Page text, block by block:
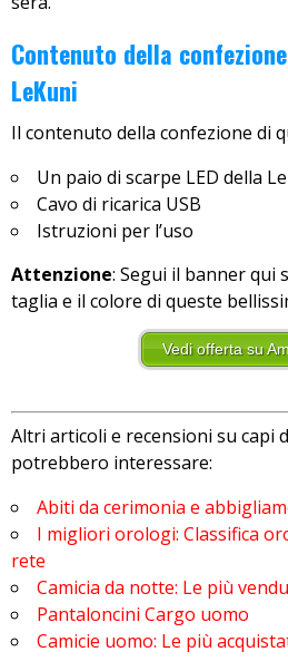
Contenuto della
LeKuni
Il contenuto della confezione di
Un paio di scarpe LED della
Cavo di ricarica USB
Istruzioni per l’uso
Attenzione: Segui il banner qui
taglia e il colore di queste
Vedi offerta su
Altri articoli e recensioni su capi
potrebbero interessare:
Abiti da cerimonia e
I migliori orologi: Classifica
rete
Camicia da notte: Le più
Pantaloncini Cargo uomo
Camicie uomo: Le più